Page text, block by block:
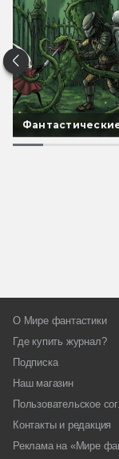
О Мире фантастики
Где купить журнал?
Подписка
Наш магазин
Пользовательское
Контакты и редакция
Реклама на «Мире